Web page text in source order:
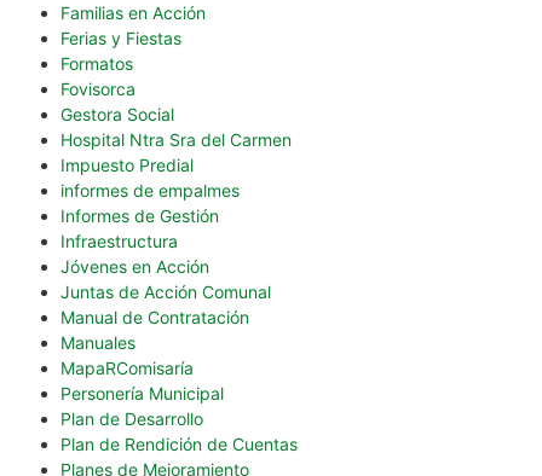
Familias en Acción
Ferias y Fiestas
Formatos
Fovisorca
Gestora Social
Hospital Ntra Sra del Carmen
Impuesto Predial
informes de empalmes
Informes de Gestión
Infraestructura
Jóvenes en Acción
Juntas de Acción Comunal
Manual de Contratación
Manuales
MapaRComisaría
Personería Municipal
Plan de Desarrollo
Plan de Rendición de Cuentas
Planes de Mejoramiento